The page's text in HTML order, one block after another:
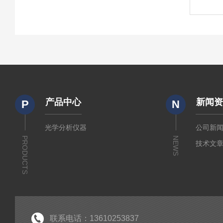
P
PRODUCTS
产品中心
光学分析仪器
N
NEWS
新闻
公司新
技术文
联系电话：13610253837